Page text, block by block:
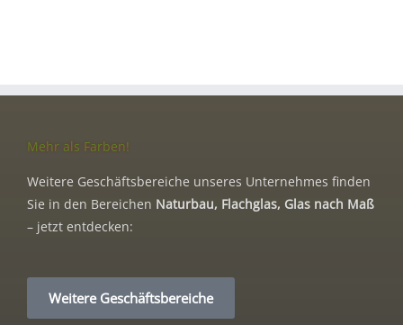
Mehr als Farben!
Weitere Geschäftsbereiche unseres Unternehmes finden
Sie in den Bereichen Naturbau, Flachglas, Glas nach Maß
– jetzt entdecken:
Weitere Geschäftsbereiche